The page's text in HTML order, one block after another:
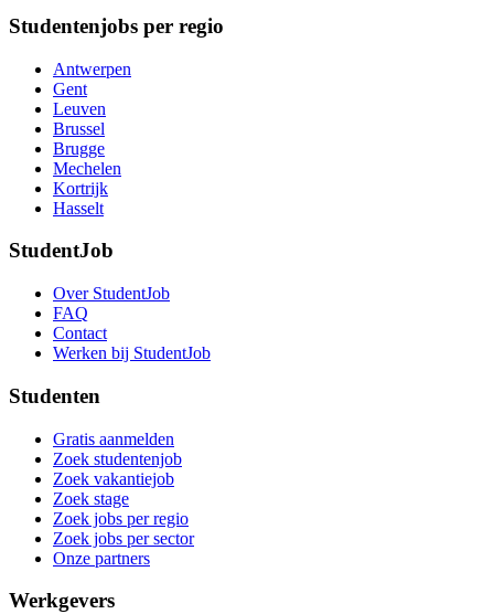
Studentenjobs per regio
Antwerpen
Gent
Leuven
Brussel
Brugge
Mechelen
Kortrijk
Hasselt
StudentJob
Over StudentJob
FAQ
Contact
Werken bij StudentJob
Studenten
Gratis aanmelden
Zoek studentenjob
Zoek vakantiejob
Zoek stage
Zoek jobs per regio
Zoek jobs per sector
Onze partners
Werkgevers